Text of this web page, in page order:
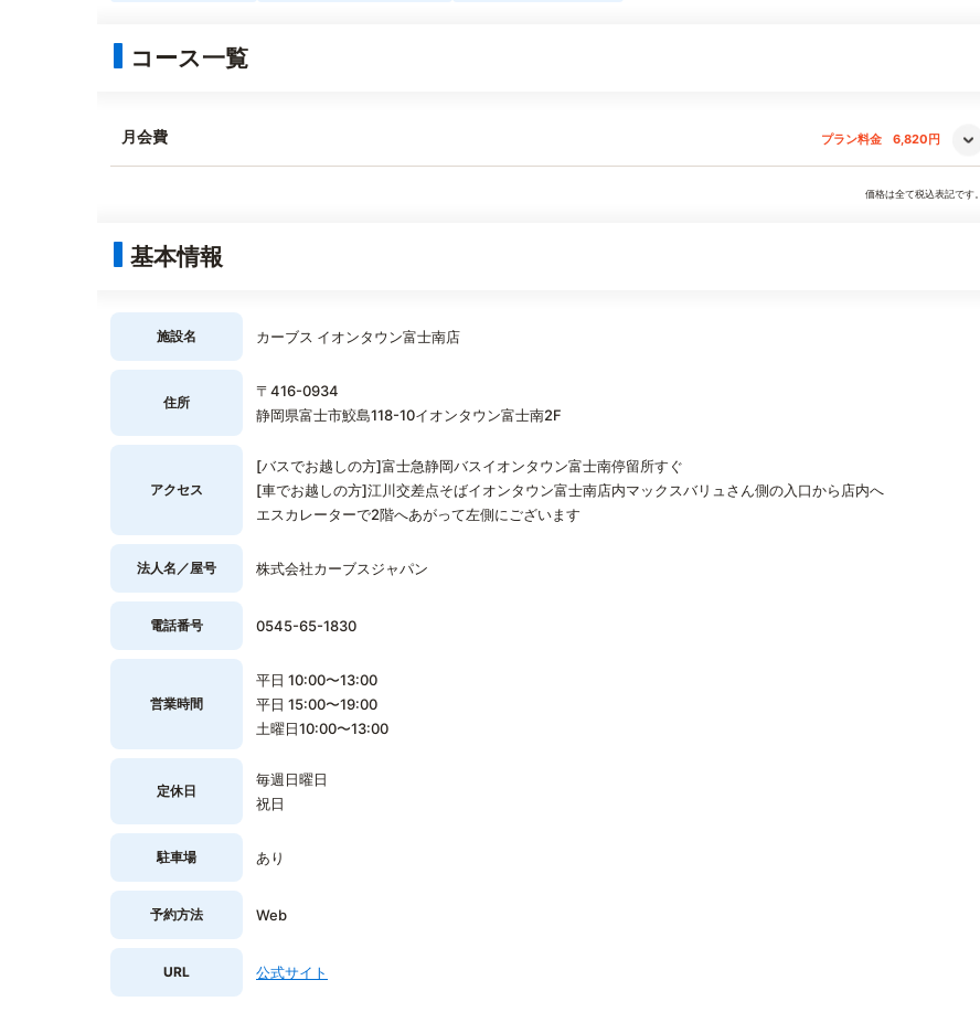
コース一覧
月会費 プラン料金 6,820円
価格は全て税込表記です。
基本情報
施設名 カーブス イオンタウン富士南店
住所
〒416-0934
静岡県富士市鮫島118-10イオンタウン富士南2F
アクセス
[バスでお越しの方]富士急静岡バスイオンタウン富士南停留所すぐ
[車でお越しの方]江川交差点そばイオンタウン富士南店内マックスバリュさん側の入口から店内へ
エスカレーターで2階へあがって左側にございます
法人名／屋号 株式会社カーブスジャパン
電話番号 0545-65-1830
営業時間
平日 10:00〜13:00
平日 15:00〜19:00
土曜日10:00〜13:00
定休日
毎週日曜日
祝日
駐車場 あり
予約方法 Web
URL 公式サイト